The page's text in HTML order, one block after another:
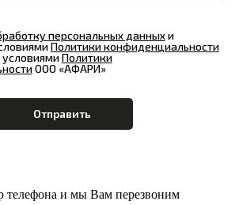
персональных данныхи
Политики конфиденциальности
Политики
ООО «АФАРИ»
телефона и мы Вам перезвоним